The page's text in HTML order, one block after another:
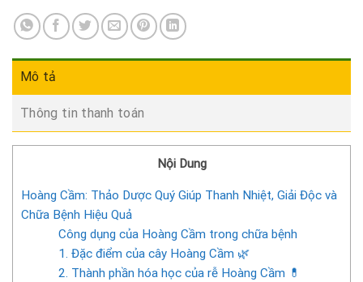
Mô tả
Thông tin thanh toán
Nội Dung
Hoàng Cầm: Thảo Dược Quý Giúp Thanh Nhiệt, Giải Độc và
Chữa Bệnh Hiệu Quả
Công dụng của Hoàng Cầm trong chữa bệnh
1. Đặc điểm của cây Hoàng Cầm 🌿
2. Thành phần hóa học của rễ Hoàng Cầm 💊